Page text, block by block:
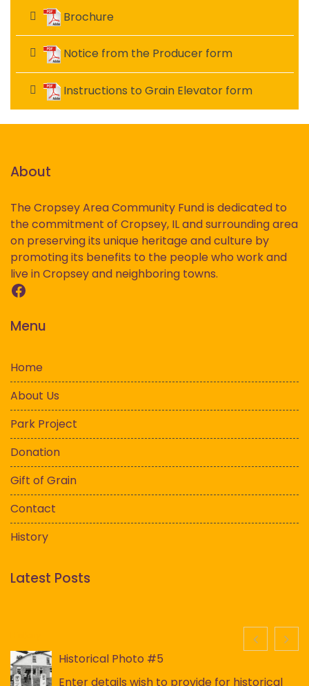
Brochure
Notice from the Producer form
Instructions to Grain Elevator form
About
The Cropsey Area Community Fund is dedicated to
the commitment of Cropsey, IL and surrounding area
on preserving its unique heritage and culture by
promoting its benefits to the people who work and
live in Cropsey and neighboring towns.
Facebook
Menu
Home
About Us
Park Project
Donation
Gift of Grain
Contact
History
Latest Posts
Historical Photo #5
Enter details wish to provide for historical